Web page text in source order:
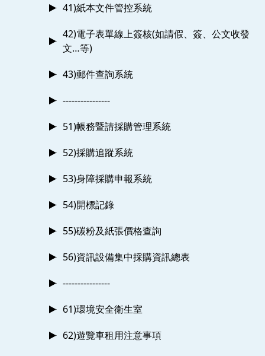
41)紙本文件管控系統
42)電子表單線上簽核(如請假、簽、公文收發
文…等)
43)郵件查詢系統
----------------
51)帳務暨請採購管理系統
52)採購追蹤系統
53)身障採購申報系統
54)開標記錄
55)碳粉及紙張價格查詢
56)資訊設備集中採購資訊總表
----------------
61)環境安全衛生室
62)遊覽車租用注意事項